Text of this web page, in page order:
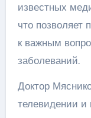
известных
что позволяет
к важным
заболеваний.
Доктор
телевидении и